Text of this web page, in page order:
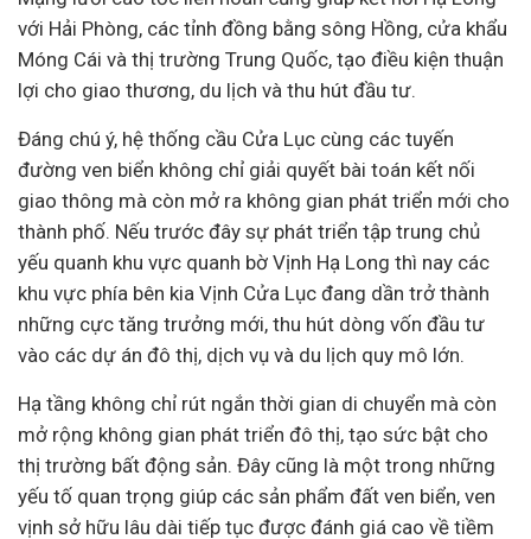
với Hải Phòng, các tỉnh đồng bằng sông Hồng, cửa khẩu
Móng Cái và thị trường Trung Quốc, tạo điều kiện thuận
lợi cho giao thương, du lịch và thu hút đầu tư.
Đáng chú ý, hệ thống cầu Cửa Lục cùng các tuyến
đường ven biển không chỉ giải quyết bài toán kết nối
giao thông mà còn mở ra không gian phát triển mới cho
thành phố. Nếu trước đây sự phát triển tập trung chủ
yếu quanh khu vực quanh bờ Vịnh Hạ Long thì nay các
khu vực phía bên kia Vịnh Cửa Lục đang dần trở thành
những cực tăng trưởng mới, thu hút dòng vốn đầu tư
vào các dự án đô thị, dịch vụ và du lịch quy mô lớn.
Hạ tầng không chỉ rút ngắn thời gian di chuyển mà còn
mở rộng không gian phát triển đô thị, tạo sức bật cho
thị trường bất động sản. Đây cũng là một trong những
yếu tố quan trọng giúp các sản phẩm đất ven biển, ven
vịnh sở hữu lâu dài tiếp tục được đánh giá cao về tiềm